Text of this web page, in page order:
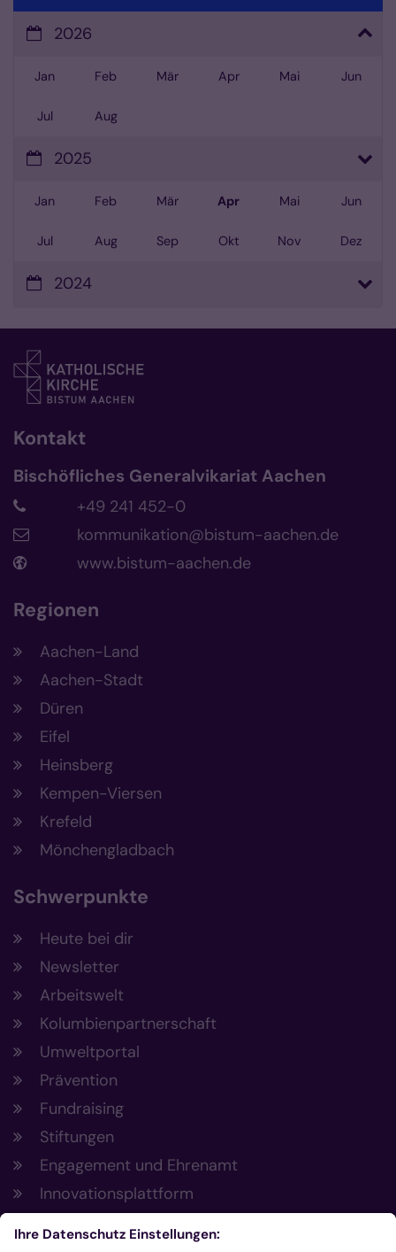
2026
Jan Feb Mär Apr Mai Jun
Jul Aug
2025
Jan Feb Mär Apr Mai Jun
Jul Aug Sep Okt Nov Dez
2024
Kontakt
Bischöfliches Generalvikariat Aachen
+49 241 452-0
kommunikation@bistum-aachen.de
www.bistum-aachen.de
Regionen
Aachen-Land
Aachen-Stadt
Düren
Eifel
Heinsberg
Kempen-Viersen
Krefeld
Mönchengladbach
Schwerpunkte
Heute bei dir
Newsletter
Arbeitswelt
Kolumbienpartnerschaft
Umweltportal
Prävention
Fundraising
Stiftungen
Engagement und Ehrenamt
Innovationsplattform
Aus der Plattform